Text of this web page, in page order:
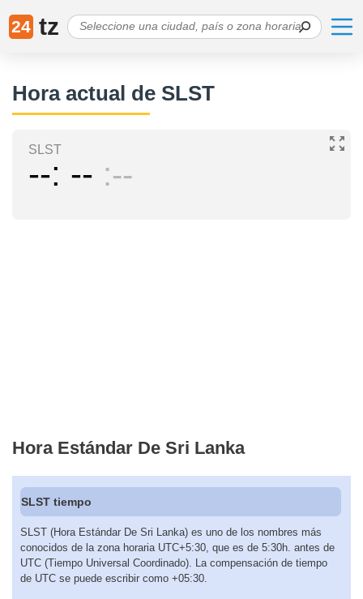
24 tz
Hora actual de SLST
SLST
-- -- --
Hora Estándar De Sri Lanka
SLST tiempo
SLST (Hora Estándar De Sri Lanka) es uno de los nombres más
conocidos de la zona horaria UTC+5:30, que es de 5:30h. antes de
UTC (Tiempo Universal Coordinado). La compensación de tiempo
de UTC se puede escribir como +05:30.